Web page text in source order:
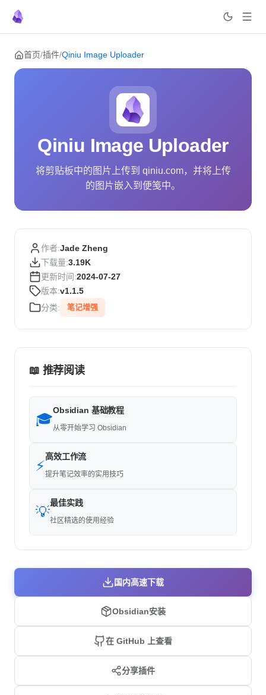
Skip to content
首页/插件/Qiniu Image Uploader
Qiniu Image Uploader
将剪贴板中的图片上传到 qiniu.com，并将上传
的图片嵌入到便笺中。
作者:Jade Zheng
下载量:3.19K
更新时间:2024-07-27
版本:v1.1.5
分类:
笔记增强
📖 推荐阅读
🎓
Obsidian 基础教程
从零开始学习 Obsidian
⚡
高效工作流
提升笔记效率的实用技巧
💡
最佳实践
社区精选的使用经验
国内高速下载
Obsidian安装
在 GitHub 上查看
分享插件